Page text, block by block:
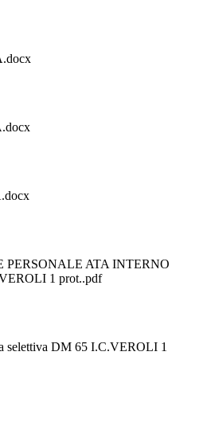
PERSONALE ATA INTERNO
1 prot..pdf
selettiva DM 65 I.C.VEROLI 1